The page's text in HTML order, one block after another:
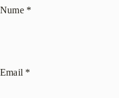
Nume *
Email *